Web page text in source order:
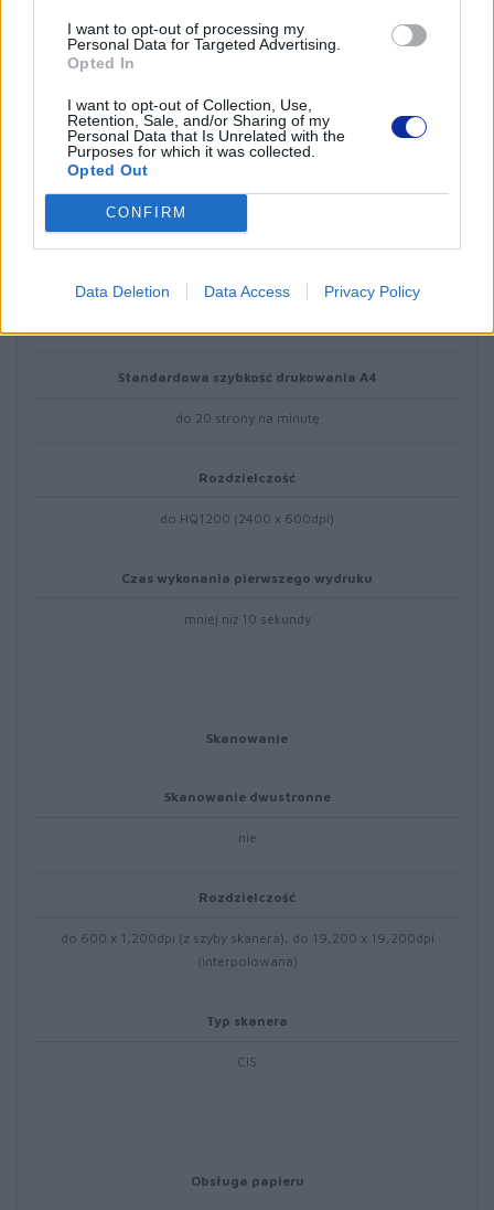
I want to opt-out of processing my
Personal Data for Targeted Advertising.
Opted In
I want to opt-out of Collection, Use,
Retention, Sale, and/or Sharing of my
Personal Data that Is Unrelated with the
Purposes for which it was collected.
Opted Out
CONFIRM
Data Deletion Data Access Privacy Policy
Szybkość
Współczynnik powiększenia/zmniejszenia
zmniejszanie lub zwiększanie rozmiaru dokumentu od 25% do
400% z skokiem co 1%
Standardowa szybkość drukowania A4
do 20 strony na minutę
Rozdzielczość
do HQ1200 (2400 x 600dpi)
Czas wykonania pierwszego wydruku
mniej niż 10 sekundy
Skanowanie
Skanowanie dwustronne
nie
Rozdzielczość
do 600 x 1,200dpi (z szyby skanera), do 19,200 x 19,200dpi
(interpolowana)
Typ skanera
CIS
Obsługa papieru